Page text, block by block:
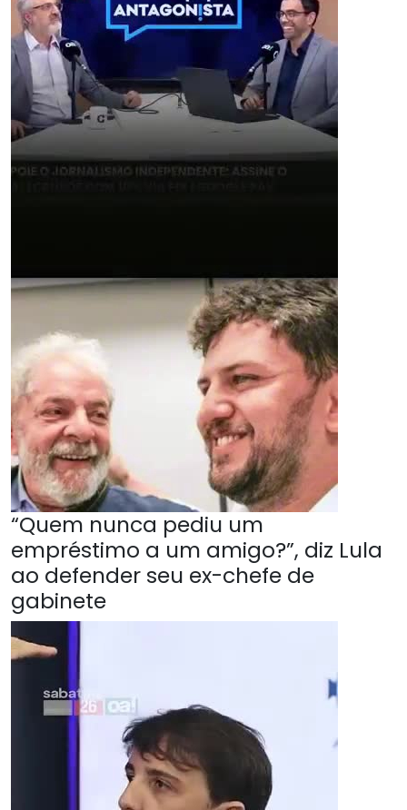
“Quem nunca pediu um
empréstimo a um amigo?”, diz Lula
ao defender seu ex-chefe de
gabinete